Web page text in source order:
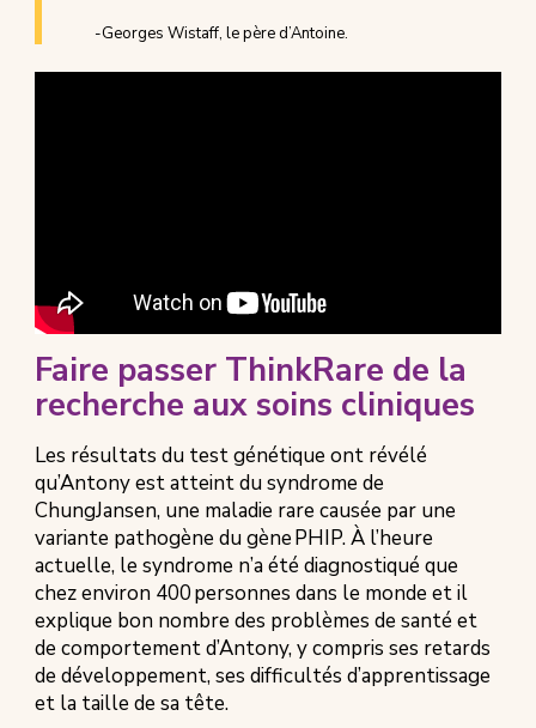
-Georges Wistaff, le père d’Antoine.
Faire passer ThinkRare de la
recherche aux soins cliniques
Les résultats du test génétique ont révélé
qu’Antony est atteint du syndrome de
ChungJansen, une maladie rare causée par une
variante pathogène du gène PHIP. À l’heure
actuelle, le syndrome n’a été diagnostiqué que
chez environ 400 personnes dans le monde et il
explique bon nombre des problèmes de santé et
de comportement d’Antony, y compris ses retards
de développement, ses difficultés d’apprentissage
et la taille de sa tête.